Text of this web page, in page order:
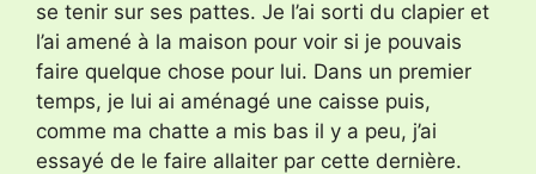
se tenir sur ses pattes. Je l’ai sorti du clapier et
l’ai amené à la maison pour voir si je pouvais
faire quelque chose pour lui. Dans un premier
temps, je lui ai aménagé une caisse puis,
comme ma chatte a mis bas il y a peu, j’ai
essayé de le faire allaiter par cette dernière.